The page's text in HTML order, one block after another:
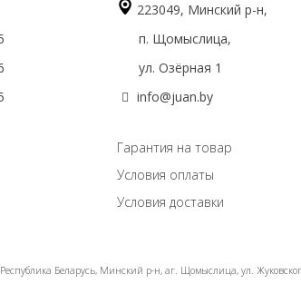
223049, Минский р-н,
п. Щомыслица,
ул. Озёрная 1
info@juan.by
Гарантия на товар
Условия оплаты
Условия доставки
Беларусь, Минский р-н, аг. Щомыслица, ул.